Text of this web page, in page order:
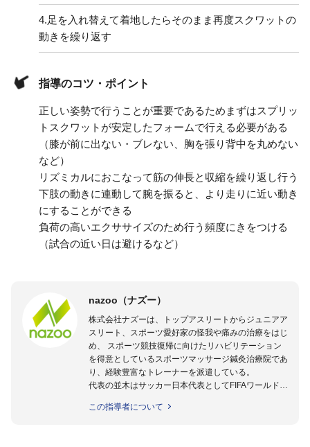
4.足を入れ替えて着地したらそのまま再度スクワットの
動きを繰り返す
指導のコツ・ポイント
正しい姿勢で行うことが重要であるためまずはスプリッ
トスクワットが安定したフォームで行える必要がある
（膝が前に出ない・ブレない、胸を張り背中を丸めない
など）
リズミカルにおこなって筋の伸長と収縮を繰り返し行う
下肢の動きに連動して腕を振ると、より走りに近い動き
にすることができる
負荷の高いエクササイズのため行う頻度にきをつける
（試合の近い日は避けるなど）
nazoo（ナズー）
株式会社ナズーは、トップアスリートからジュニアア
スリート、スポーツ愛好家の怪我や痛みの治療をはじ
め、 スポーツ競技復帰に向けたリハビリテーション
を得意としているスポーツマッサージ鍼灸治療院であ
り、経験豊富なトレーナーを派遣している。
代表の並木はサッカー日本代表としてFIFAワールドカ
のほかU-23日本代表のアスレティックトレーナーと
この指導者について